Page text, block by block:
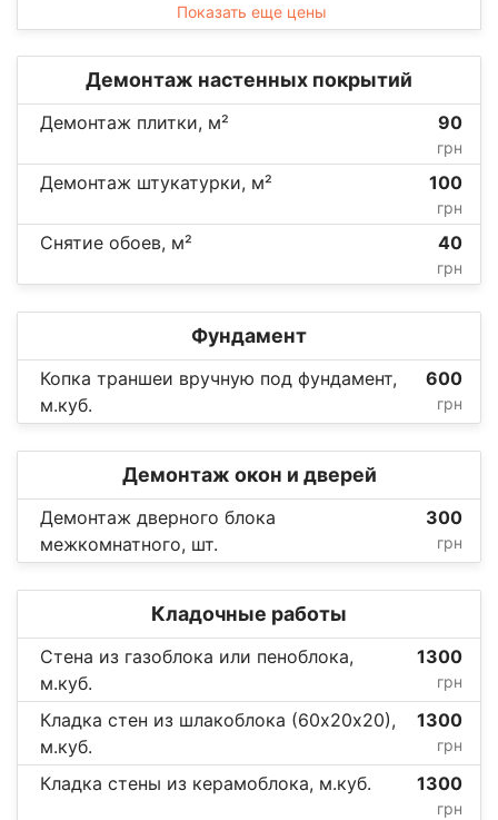
Показать еще цены
Демонтаж настенных покрытий
Демонтаж плитки, м² 90
грн
Демонтаж штукатурки, м² 100
грн
Снятие обоев, м² 40
грн
Фундамент
Копка траншеи вручную под фундамент,
м.куб.
600
грн
Демонтаж окон и дверей
Демонтаж дверного блока
межкомнатного, шт.
300
грн
Кладочные работы
Стена из газоблока или пеноблока,
м.куб.
1300
грн
Кладка стен из шлакоблока (60х20х20),
м.куб.
1300
грн
Кладка стены из керамоблока, м.куб. 1300
грн